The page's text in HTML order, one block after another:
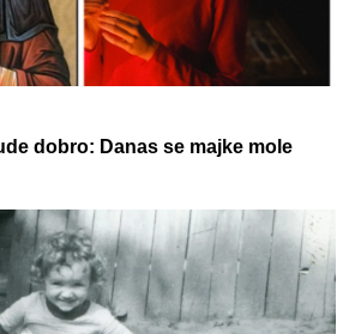
dobro: Danas se majke mole